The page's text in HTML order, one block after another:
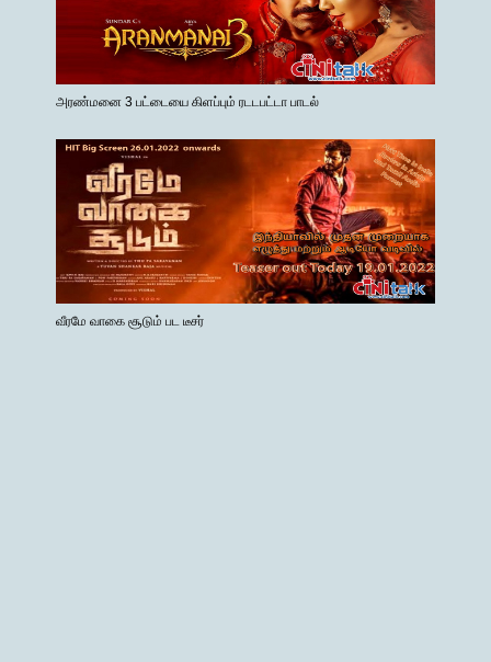
அரண்மனை 3 பட்டையை கிளப்பும் ரடடபட்டா பாடல்
வீரமே வாகை சூடும் பட டீசர்